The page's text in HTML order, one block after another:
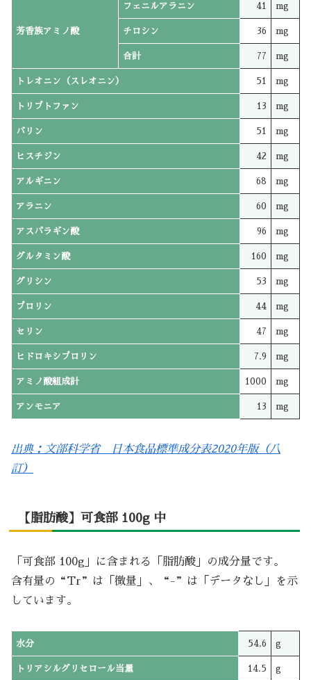
芳香族アミノ酸
フェニルアラニン 41 mg
チロシン 36 mg
合計 77 mg
トレオニン（スレオニン） 51 mg
トリプトファン 13 mg
バリン 51 mg
ヒスチジン 42 mg
アルギニン 68 mg
アラニン 60 mg
アスパラギン酸 96 mg
グルタミン酸 160 mg
グリシン 53 mg
プロリン 44 mg
セリン 47 mg
ヒドロキシプロリン 7.9 mg
アミノ酸組成計 1000 mg
アンモニア 13 mg
出典：文部科学省 日本食品標準成分表2020年版（八
訂）
【脂肪酸】可食部 100g 中
「可食部 100g」に含まれる「脂肪酸」の成分量です。
含有量の“Tr”は「微量」、“-”は「データなし」を示
しています。
水分 54.6 g
トリアシルグリセロール当量 14.5 g